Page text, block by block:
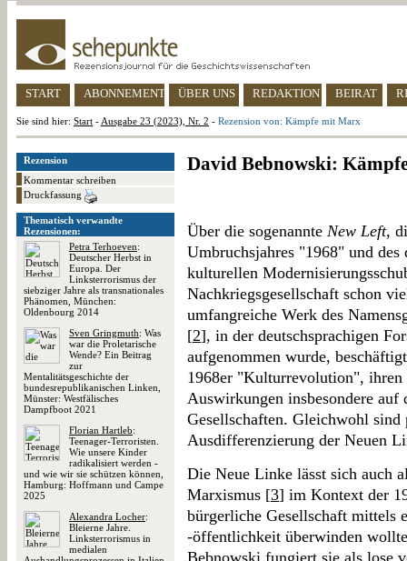
START ABONNEMENT ÜBER UNS REDAKTION BEIRAT
Sie sind hier: Start - Ausgabe 23 (2023), Nr. 2 - Rezension von: Kämpfe mit Marx
Rezension
Kommentar schreiben
Druckfassung
Thematisch verwandte
Rezensionen:
Petra Terhoeven:
Deutscher Herbst in
Europa. Der
Linksterrorismus der
siebziger Jahre als transnationales
Phänomen, München:
Oldenbourg 2014
Sven Gringmuth: Was
war die Proletarische
Wende? Ein Beitrag
zur
Mentalitätsgeschichte der
bundesrepublikanischen Linken,
Münster: Westfälisches
Dampfboot 2021
Florian Hartleb:
Teenager-Terroristen.
Wie unsere Kinder
radikalisiert werden -
und wie wir sie schützen können,
Hamburg: Hoffmann und Campe
2025
Alexandra Locher:
Bleierne Jahre.
Linksterrorismus in
medialen
David Bebnowski:
Über die sogenannte New Left,
Umbruchsjahres "1968" und
kulturellen
Nachkriegsgesellschaft schon
umfangreiche Werk des
[2], in der deutschsprachigen
aufgenommen wurde,
1968er "Kulturrevolution", ihren
Auswirkungen insbesondere auf
Gesellschaften. Gleichwohl
Ausdifferenzierung der Neuen
Die Neue Linke lässt sich auch
Marxismus [3] im Kontext der
bürgerliche Gesellschaft mittels
-öffentlichkeit überwinden
Bebnowski fungiert sie als lose